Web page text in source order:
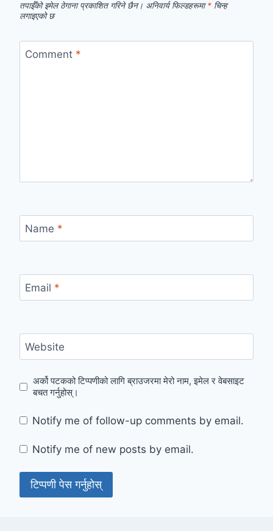
तपाईँको इमेल ठेगाना प्रकाशित गरिने छैन। अनिवार्य फिल्डहरूमा* चिन्ह
लगाइएको छ
Comment *
Name *
Email *
Website
अर्को पटकको टिप्पणीको लागि ब्राउजरमा मेरो नाम, इमेल र वेबसाइट
बचत गर्नुहोस्।
Notify me of follow-up comments by email.
Notify me of new posts by email.